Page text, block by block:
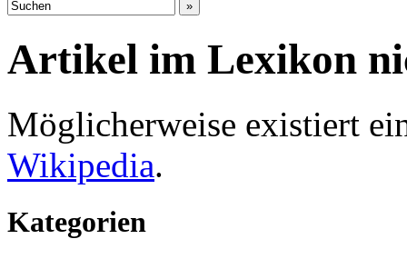
Artikel im Lexikon
Möglicherweise existiert
Wikipedia.
Kategorien